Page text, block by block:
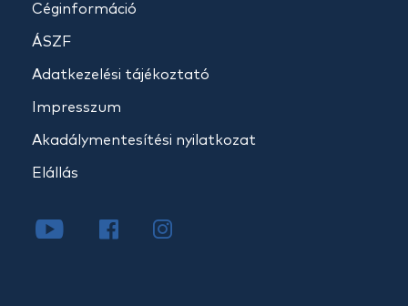
Céginformáció
ÁSZF
Adatkezelési tájékoztató
Impresszum
Akadálymentesítési nyilatkozat
Elállás